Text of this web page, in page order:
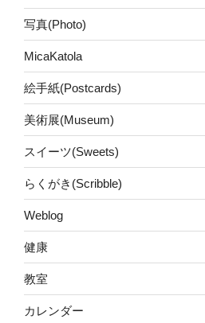
写真(Photo)
MicaKatola
絵手紙(Postcards)
美術展(Museum)
スイーツ(Sweets)
らくがき(Scribble)
Weblog
健康
教室
カレンダー